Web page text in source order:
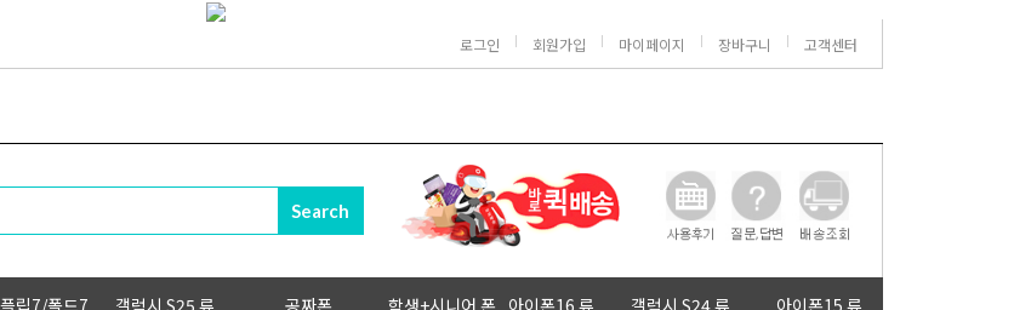
로그인 회원가입 마이페이지 장바구니 고객센터
플립7/폴드7 갤럭시 S25 류 공짜폰 학생+시니어 폰 아이폰16 류 갤럭시 S24 류 아이폰15 류